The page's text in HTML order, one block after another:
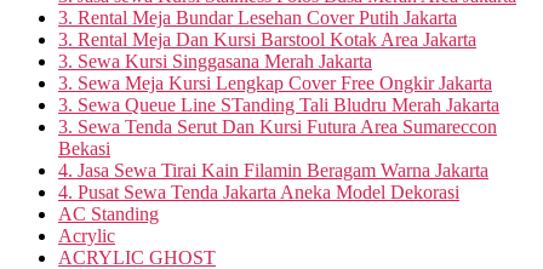
3. Rental Meja Bundar Lesehan Cover Putih Jakarta
3. Rental Meja Dan Kursi Barstool Kotak Area Jakarta
3. Sewa Kursi Singgasana Merah Jakarta
3. Sewa Meja Kursi Lengkap Cover Free Ongkir Jakarta
3. Sewa Queue Line STanding Tali Bludru Merah Jakarta
3. Sewa Tenda Serut Dan Kursi Futura Area Sumareccon
Bekasi
4. Jasa Sewa Tirai Kain Filamin Beragam Warna Jakarta
4. Pusat Sewa Tenda Jakarta Aneka Model Dekorasi
AC Standing
Acrylic
ACRYLIC GHOST